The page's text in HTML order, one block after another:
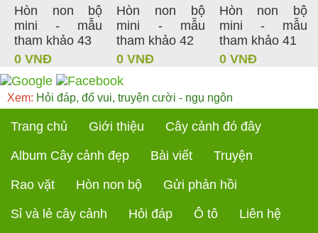
Hòn non bộ
mini - mẫu
tham khảo 43
0 VNĐ
Hòn non bộ
mini - mẫu
tham khảo 42
0 VNĐ
Hòn non bộ
mini - mẫu
tham khảo 41
0 VNĐ
Xem: Hỏi đáp, đố vui, truyện cười - ngụ ngôn
Trang chủ Giới thiệu Cây cảnh đó đây
Album Cây cảnh đẹp Bài viết Truyện
Rao vặt Hòn non bộ Gửi phản hồi
Sỉ và lẻ cây cảnh Hỏi đáp Ô tô Liên hệ